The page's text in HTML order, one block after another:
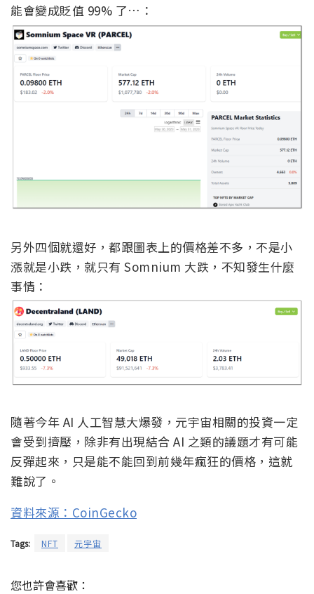
能會變成貶值 99% 了…：
另外四個就還好，都跟圖表上的價格差不多，不是小
漲就是小跌，就只有 Somnium 大跌，不知發生什麼
事情：
隨著今年 AI 人工智慧大爆發，元宇宙相關的投資一定
會受到擠壓，除非有出現結合 AI 之類的議題才有可能
反彈起來，只是能不能回到前幾年瘋狂的價格，這就
難說了。
資料來源：CoinGecko
Tags: NFT 元宇宙
您也許會喜歡：